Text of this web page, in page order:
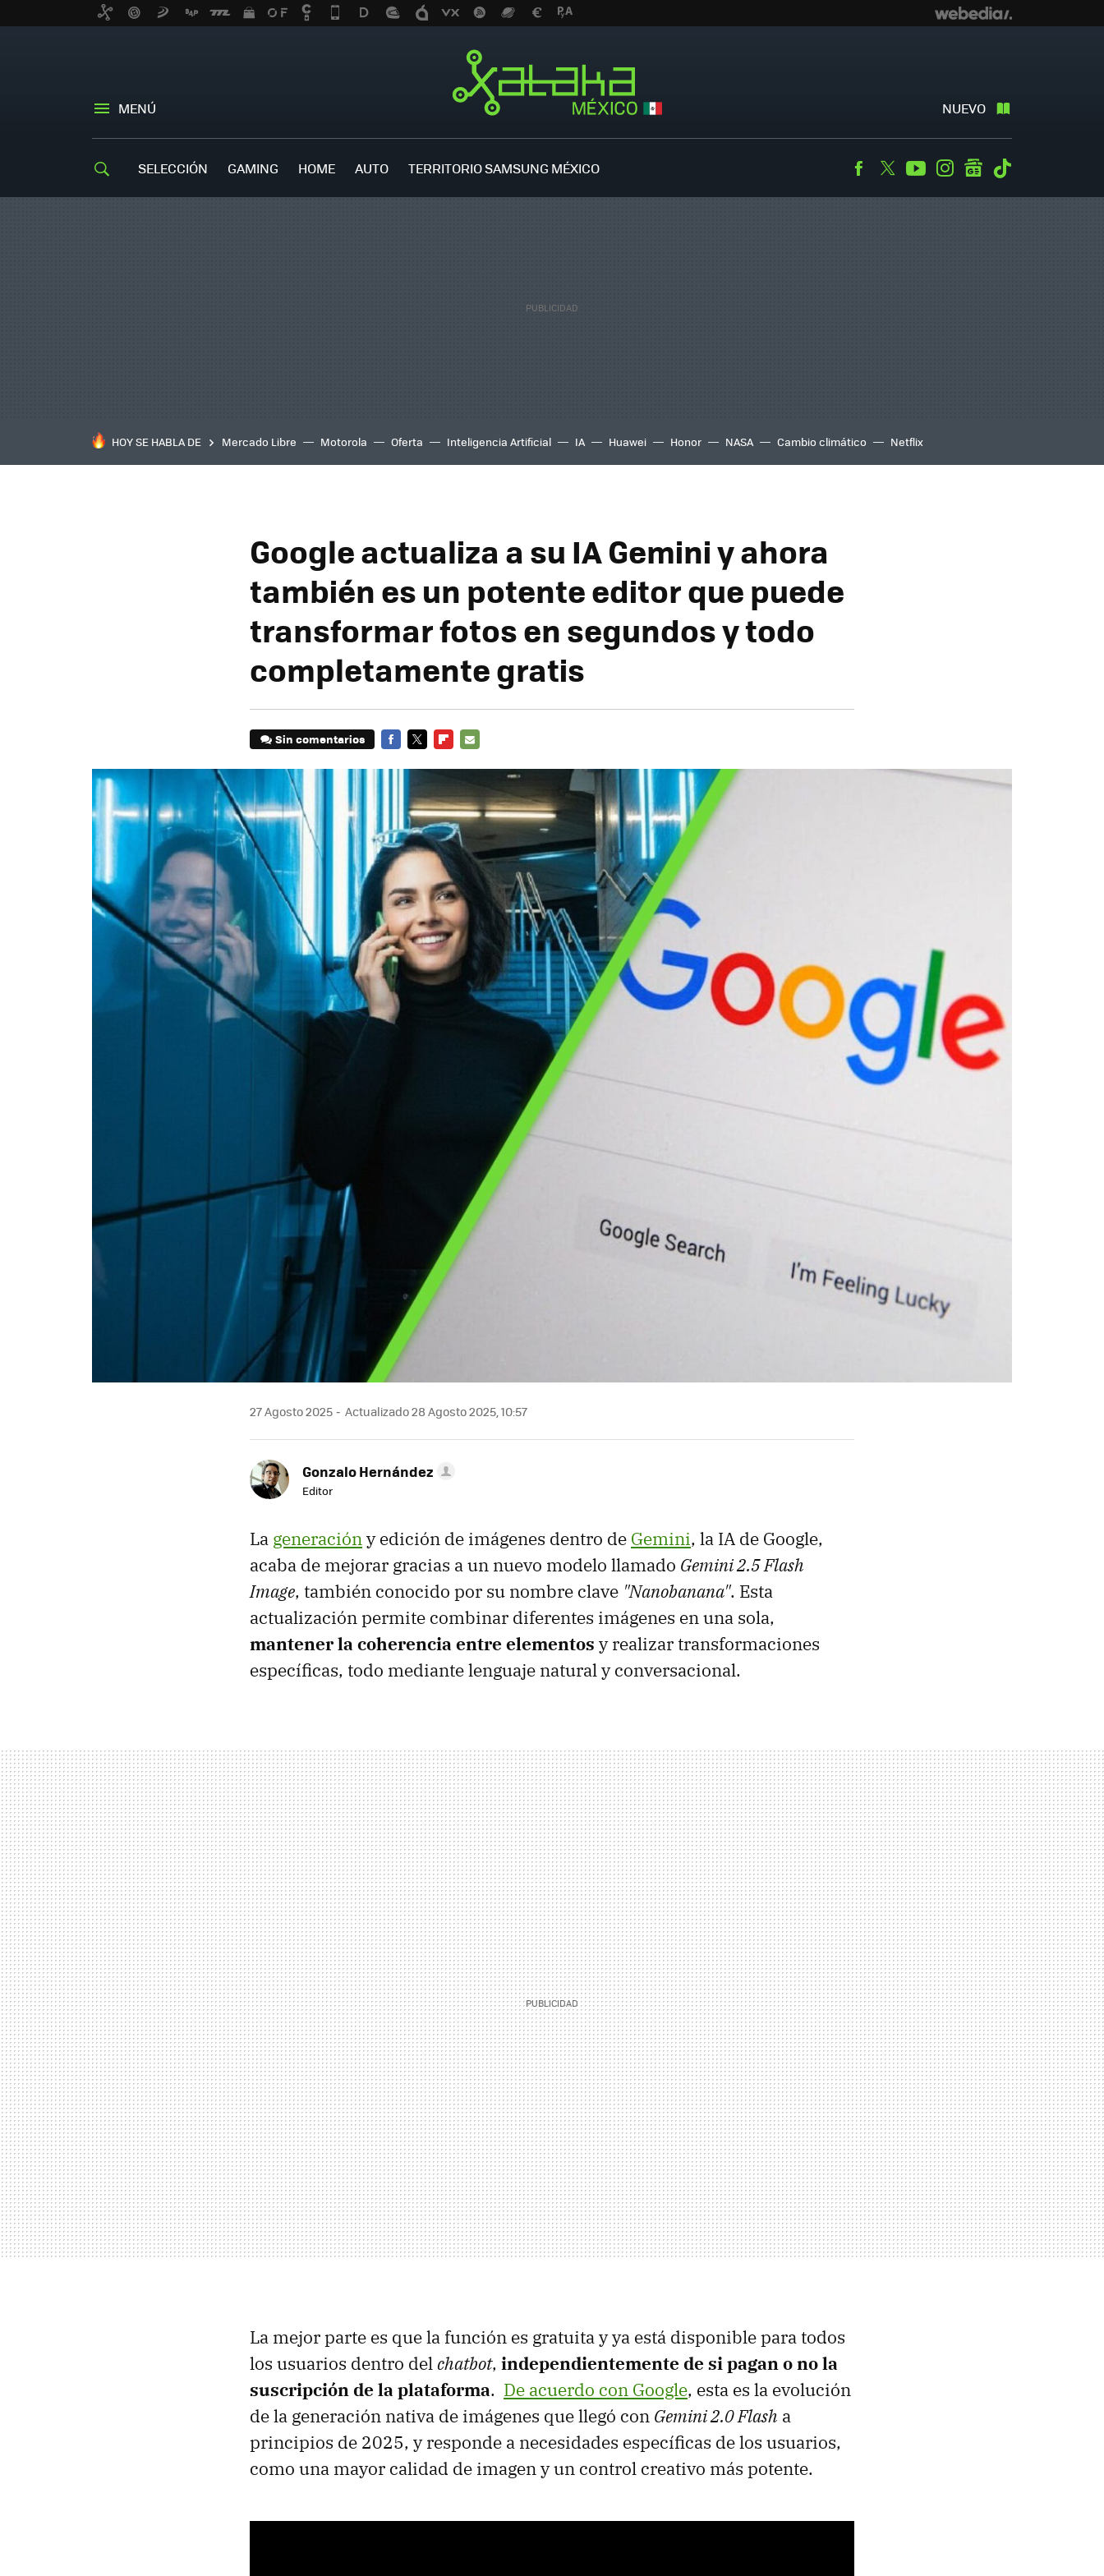
MENÚ NUEVO
SELECCIÓN GAMING HOME AUTO TERRITORIO SAMSUNG MÉXICO Facebook
TwitterYoutubeInstagramgooglenews
HOY SE HABLA DE Mercado Libre Motorola Oferta Inteligencia Artificial IA Huawei Honor NASA Cambio climático Netflix
Google actualiza a su IA Gemini y ahora
también es un potente editor que puede
transformar fotos en segundos y todo
completamente gratis
Sin comentarios
27 Agosto 2025 Actualizado 28 Agosto 2025, 10:57
Gonzalo Hernández
Editor
La generacióny edición de imágenes dentro de Gemini, la IA de Google,
acaba de mejorar gracias a un nuevo modelo llamado Gemini 2.5 Flash
Image, también conocido por su nombre clave "Nanobanana". Esta
actualización permite combinar diferentes imágenes en una sola,
mantener la coherencia entre elementos y realizar transformaciones
específicas, todo mediante lenguaje natural y conversacional.
La mejor parte es que la función es gratuita y ya está disponible para todos
los usuarios dentro del chatbot, independientemente de si pagan o no la
suscripción de la plataforma. De acuerdo con Google, esta es la evolución
de la generación nativa de imágenes que llegó con Gemini 2.0 Flash a
principios de 2025, y responde a necesidades específicas de los usuarios,
como una mayor calidad de imagen y un control creativo más potente.